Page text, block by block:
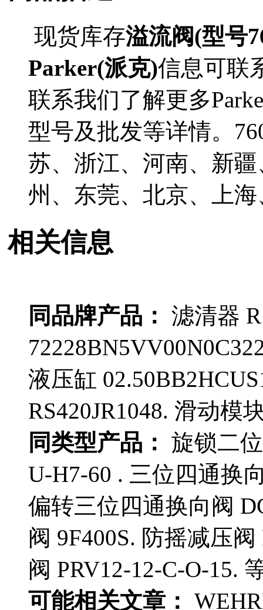
现货库存溢流阀(型号
Parker(派克)信息可联
联系我们了解更多
型号及批发等详情。
苏、浙江、河南、新
州、东莞、北京、上
相关信息
同品牌产品： 滤清器
液压缸
RS420JR1048. 滑动模
同类型产品： 旋锁二
U-H7-60 . 三位四通换
偏转三位四通换向阀
阀 9F400S. 防摇减压
阀 PRV12-12-C-O-15.
可能相关文章：